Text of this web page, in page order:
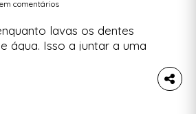
comentários
lavas os dentes
água. Isso a juntar a uma
algumas dicas